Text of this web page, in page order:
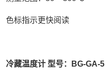
色标指示更快阅读
冷藏温度计 型号：BG-GA-5